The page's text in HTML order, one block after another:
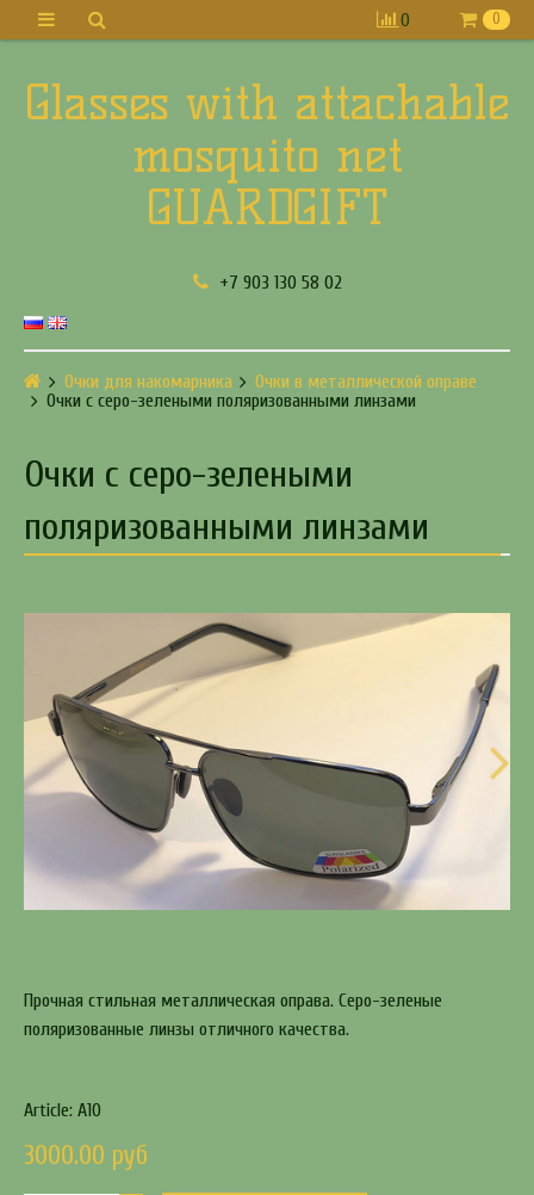
0 0
Glasses with attachable
mosquito net
GUARDGIFT
+7 903 130 58 02
Очки для накомарника
Очки в металлической оправе
Очки с серо-зелеными поляризованными линзами
Очки с серо-зелеными
поляризованными линзами
Прочная стильная металлическая оправа. Серо-зеленые
поляризованные линзы отличного качества.
Article: A10
3000.00 руб